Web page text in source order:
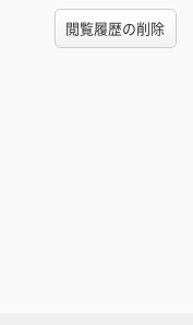
閲覧履歴の削除